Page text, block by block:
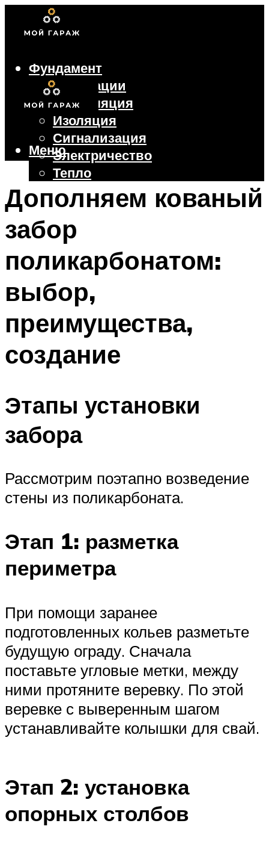
Фундамент
Коммуникации
Вентиляция
Изоляция
Сигнализация
Электричество
Тепло
Крыша
Ворота
Меню
Меню
Дополняем кованый
забор
поликарбонатом:
выбор,
преимущества,
создание
Этапы установки
забора
Рассмотрим поэтапно возведение
стены из поликарбоната.
Этап 1: разметка
периметра
При помощи заранее
подготовленных кольев разметьте
будущую ограду. Сначала
поставьте угловые метки, между
ними протяните веревку. По этой
веревке с выверенным шагом
устанавливайте колышки для свай.
Этап 2: установка
опорных столбов